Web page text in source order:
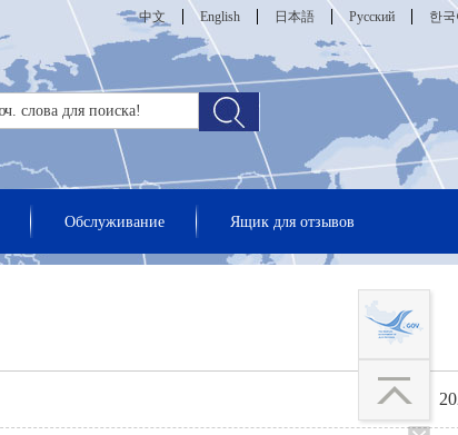
한
Русский
日本語
English
中文
Обслуживание Ящик для отзывов